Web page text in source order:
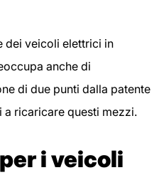
dei veicoli elettrici in
anche di
di due punti dalla patente
ricaricare questi mezzi.
i veicoli